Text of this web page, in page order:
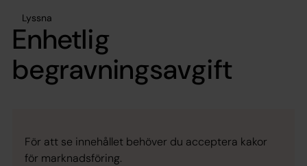
Lyssna
Enhetlig
begravningsavgift
För att se innehållet behöver du acceptera kakor
för marknadsföring.